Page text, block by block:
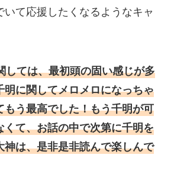
いて応援したくなるようなキャ
しては、最初頭の固い感じが多
明に関してメロメロになっちゃ
もう最高でした！もう千明が可
くて、お話の中で次第に千明を
神は、是非是非読んで楽しんで